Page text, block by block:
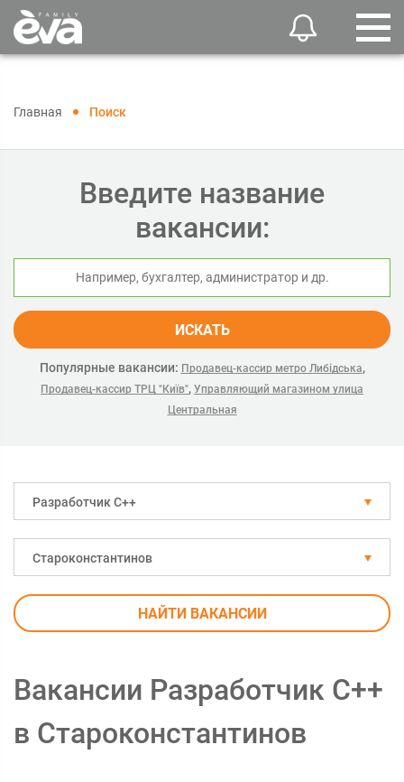
Главная Поиск
Введите название
вакансии:
ИСКАТЬ
Популярные вакансии: Продавец-кассир метро Либідська,
Продавец-кассир ТРЦ "Київ", Управляющий магазином улица
Центральная
Разработчик С++
Староконстантинов
НАЙТИ ВАКАНСИИ
Вакансии Разработчик С++
в Староконстантинов